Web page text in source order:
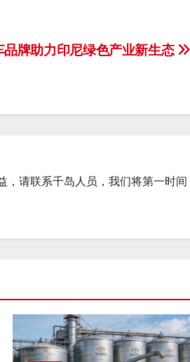
品牌助力印尼绿色产业新生态
，请联系千岛人员，我们将第一时间